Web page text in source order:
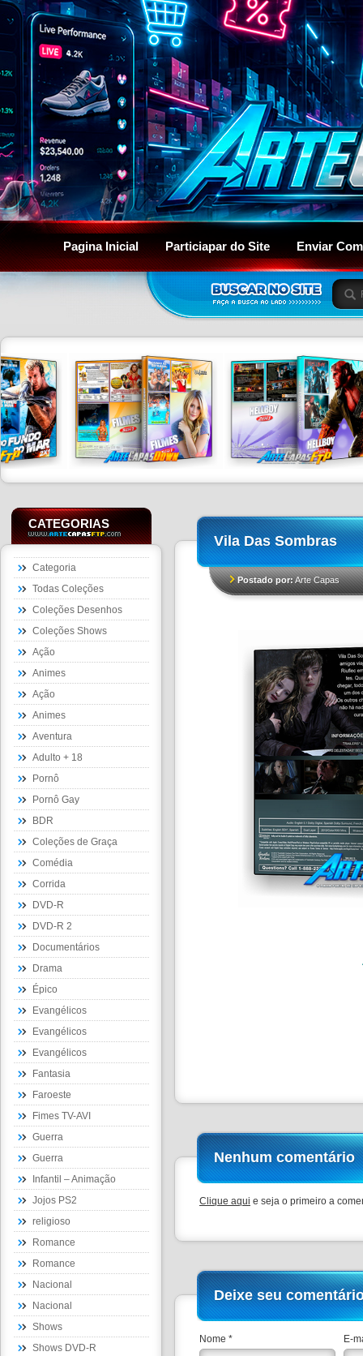
Pagina Inicial Particiapar do Site Enviar
CATEGORIAS
Categoria
Todas Coleções
Coleções Desenhos
Coleções Shows
Ação
Animes
Ação
Animes
Aventura
Adulto + 18
Pornô
Pornô Gay
BDR
Coleções de Graça
Comédia
Corrida
DVD-R
DVD-R 2
Documentários
Drama
Épico
Evangélicos
Evangélicos
Evangélicos
Fantasia
Faroeste
Fimes TV-AVI
Guerra
Guerra
Infantil – Animação
Jojos PS2
religioso
Romance
Romance
Nacional
Nacional
Shows
Shows DVD-R
Vila Das Sombras
Postado por:Arte Capas
Nenhum comentário
Clique aqui e seja o primeiro a
Deixe seu
Nome * E-